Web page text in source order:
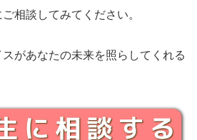
相談してみてください。
があなたの未来を照らしてくれる